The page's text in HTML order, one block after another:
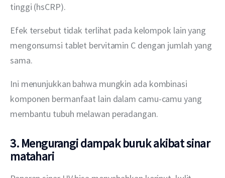
tinggi (hsCRP).
Efek tersebut tidak terlihat pada kelompok lain yang
mengonsumsi tablet bervitamin C dengan jumlah yang
sama.
Ini menunjukkan bahwa mungkin ada kombinasi
komponen bermanfaat lain dalam camu-camu yang
membantu tubuh melawan peradangan.
3. Mengurangi dampak buruk akibat sinar
matahari